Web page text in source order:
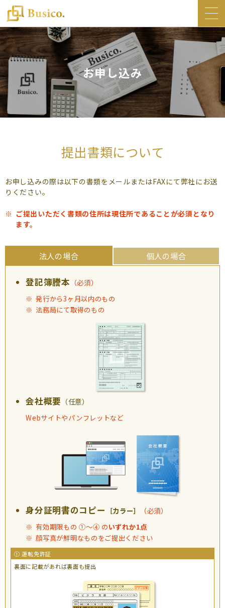
トップ
Busico.について
オフィス
Busico.銀座
Busico.梅田
コラム
よくあるご質問
（会員専用）
お申し込み
提出書類について
お申し込みの際は以下の書類をメールまたはFAXにて弊社にお送
りください。
ご提出いただく書類の住所は現住所であることが必須となり
ます。
法人の場合 個人の場合
登記簿謄本 （必須）
発行から3ヶ月以内のもの
法務局にて取得のもの
会社概要 （任意）
Webサイトやパンフレットなど
身分証明書のコピー ［カラー］
（必須）
有効期限もの ①〜④ のいずれか1点
顔写真が鮮明なものをご提出ください
① 運転免許証
裏面に記載があれば裏面も提出